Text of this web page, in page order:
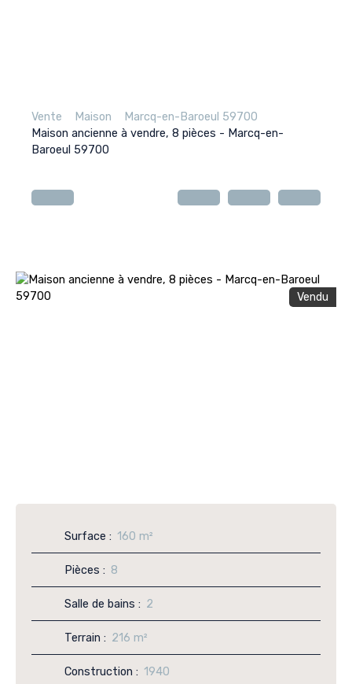
Vente Maison
Marcq-en-Baroeul 59700
Maison ancienne à vendre, 8 pièces - Marcq-en-
Baroeul 59700
Vendu
Surface : 160 m²
Pièces : 8
Salle de bains : 2
Terrain : 216 m²
Construction : 1940